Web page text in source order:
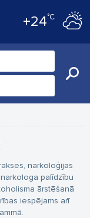
+24°C
narkoloģijas
palīdzību
ārstēšanā
iespējams arī